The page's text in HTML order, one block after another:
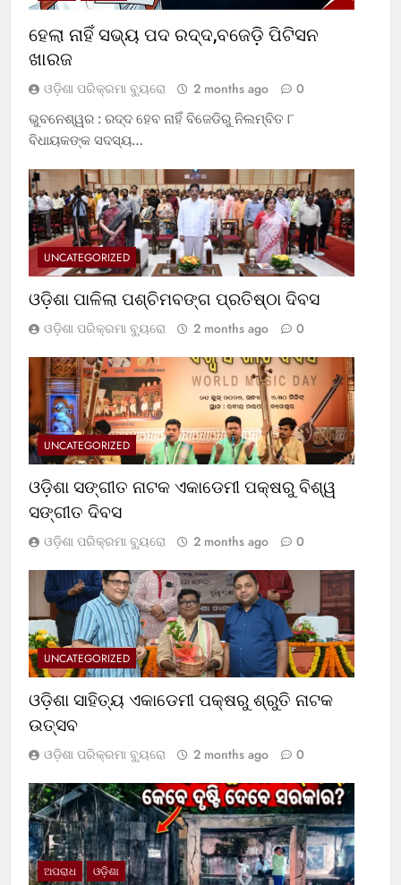
ହେଲା ନାହିଁ ସଭ୍ୟ ପଦ ରଦ୍ଦ,ବଜେଡ଼ି ପିଟିସନ
ଖାରଜ
ଓଡ଼ିଶା ପରିକ୍ରମା ବ୍ୟୁରୋ 2 months ago 0
ଭୁବନେଶ୍ୱର : ରଦ୍ଦ ହେବ ନାହିଁ ବିଜେଡିରୁ ନିଲମ୍ବିତ ୮
ବିଧାୟକଙ୍କ ସଦସ୍ୟ…
UNCATEGORIZED
ଓଡ଼ିଶା ପାଳିଲା ପଶ୍ଚିମବଙ୍ଗ ପ୍ରତିଷ୍ଠା ଦିବସ
ଓଡ଼ିଶା ପରିକ୍ରମା ବ୍ୟୁରୋ 2 months ago 0
UNCATEGORIZED
ଓଡ଼ିଶା ସଙ୍ଗୀତ ନାଟକ ଏକାଡେମୀ ପକ୍ଷରୁ ବିଶ୍ୱ
ସଙ୍ଗୀତ ଦିବସ
ଓଡ଼ିଶା ପରିକ୍ରମା ବ୍ୟୁରୋ 2 months ago 0
UNCATEGORIZED
ଓଡ଼ିଶା ସାହିତ୍ୟ ଏକାଡେମୀ ପକ୍ଷରୁ ଶ୍ରୁତି ନାଟକ
ଉତ୍ସବ
ଓଡ଼ିଶା ପରିକ୍ରମା ବ୍ୟୁରୋ 2 months ago 0
ଅପରାଧ ଓଡ଼ିଶା